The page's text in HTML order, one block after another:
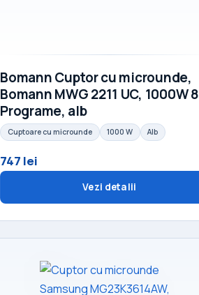
Bomann Cuptor cu microunde,
Bomann MWG 2211 UC, 1000W 8
Programe, alb
Cuptoare cu microunde 1000 W Alb
747 lei
Vezi detalii